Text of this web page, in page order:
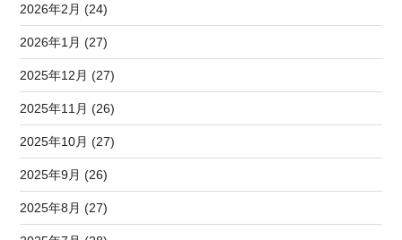
2026年2月 (24)
2026年1月 (27)
2025年12月 (27)
2025年11月 (26)
2025年10月 (27)
2025年9月 (26)
2025年8月 (27)